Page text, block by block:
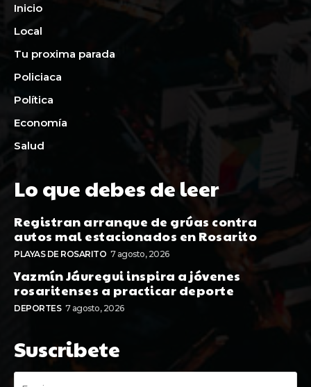
Inicio
Local
Tu proxima parada
Policiaca
Política
Economía
Salud
Lo que debes de leer
Registran arranque de grúas contra
autos mal estacionados en Rosarito
PLAYAS DE ROSARITO 7 agosto, 2026
Yazmín Jáuregui inspira a jóvenes
rosaritenses a practicar deporte
DEPORTES 7 agosto, 2026
Suscribete